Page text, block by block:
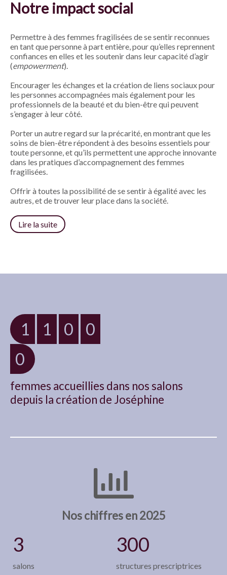
Notre impact social
Permettre à des femmes fragilisées de se sentir reconnues
en tant que personne à part entière, pour qu’elles reprennent
confiances en elles et les soutenir dans leur capacité d’agir
(empowerment).
Encourager les échanges et la création de liens sociaux pour
les personnes accompagnées mais également pour les
professionnels de la beauté et du bien-être qui peuvent
s’engager à leur côté.
Porter un autre regard sur la précarité, en montrant que les
soins de bien-être répondent à des besoins essentiels pour
toute personne, et qu’ils permettent une approche innovante
dans les pratiques d’accompagnement des femmes
fragilisées.
Offrir à toutes la possibilité de se sentir à égalité avec les
autres, et de trouver leur place dans la société.
Lire la suite
1 1 0
0
0
femmes accueillies dans nos salons
depuis la création de Joséphine
Nos chiffres en 2025
3
salons
300
structures prescriptrices